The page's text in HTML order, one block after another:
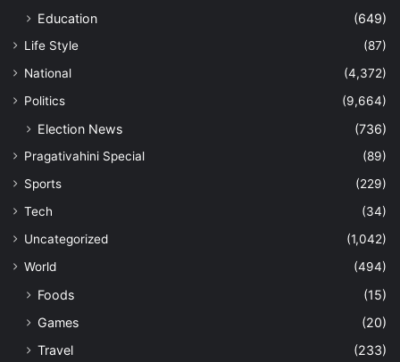
Education
(649)
Life Style
(87)
National
(4,372)
Politics
(9,664)
Election News (736)
Pragativahini Special
(89)
Sports
(229)
Tech
(34)
Uncategorized
(1,042)
World
(494)
Foods
(15)
Games
(20)
Travel
(233)